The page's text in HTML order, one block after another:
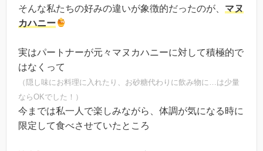
そんな私たちの好みの違いが象徴的だったのが、 マヌ
カハニー
実はパートナーが元々マヌカハニーに対して積極的で
はなくって
（隠し味にお料理に入れたり、お砂糖代わりに飲み物に…は少量
ならOKでした！）
今までは私一人で楽しみながら、体調が気になる時に
限定して食べさせていたところ